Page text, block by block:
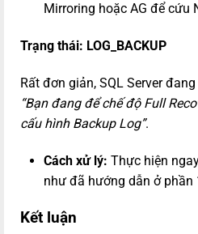
Mirroring hoặc AG để cứu
Trạng thái: LOG_BACKUP
Rất đơn giản, SQL Server
“Bạn đang để chế độ Full
cấu hình Backup Log”.
Cách xử lý: Thực hiện
như đã hướng dẫn ở phần
Kết luận